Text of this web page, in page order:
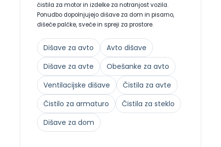
čistila za motor in izdelke za notranjost vozila.
Ponudbo dopolnjujejo dišave za dom in pisarno,
dišeče palčke, sveče in spreji za prostore.
Dišave za avto
Avto dišave
Dišave za avte
Obešanke za avto
Ventilacijske dišave
Čistila za avte
Čistilo za armaturo
Čistila za steklo
Dišave za dom